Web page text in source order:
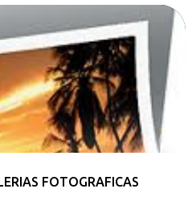
FOTOGRAFICAS